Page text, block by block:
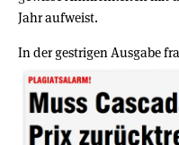
Jahr aufweist.
In der gestrigen Ausgabe